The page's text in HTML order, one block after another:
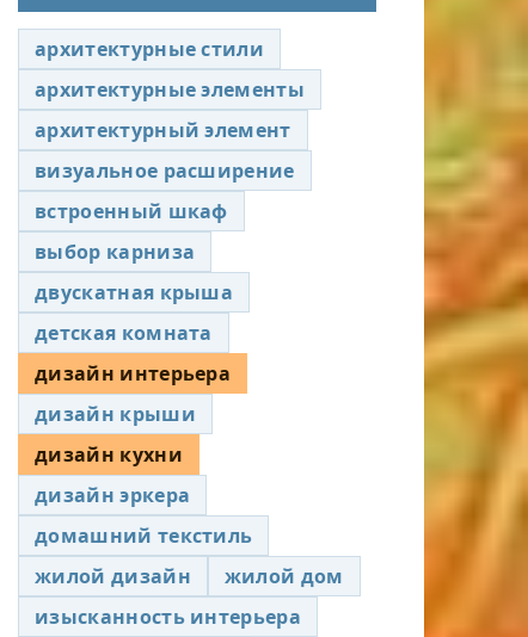
архитектурные стили
архитектурные элементы
архитектурный элемент
визуальное расширение
встроенный шкаф
выбор карниза
двускатная крыша
детская комната
дизайн интерьера
дизайн крыши
дизайн кухни
дизайн эркера
домашний текстиль
жилой дизайн
жилой дом
изысканность интерьера